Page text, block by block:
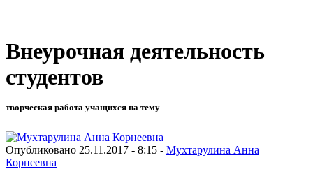
Внеурочная деятельность
студентов
творческая работа учащихся на тему
Опубликовано 25.11.2017 - 8:15 - Мухтарулина Анна
Корнеевна